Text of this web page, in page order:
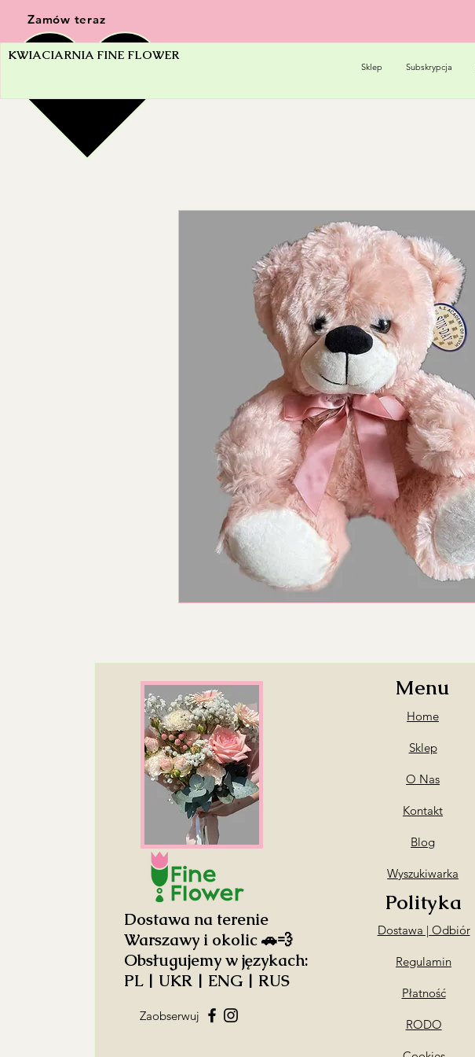
Zamów teraz
KWIACIARNIA FINE FLOWER
Sklep Subskrypcja
Dostawa na terenie
Warszawy i okolic 🚗💨
Obsługujemy w językach:
PL | UKR | ENG | RUS
Zaobserwuj
Menu
Home
Sklep
O Nas
Kontakt
Blog
Wyszukiwarka
Polityka
Dostawa | Odbiór
Regulamin
Płatność
RODO